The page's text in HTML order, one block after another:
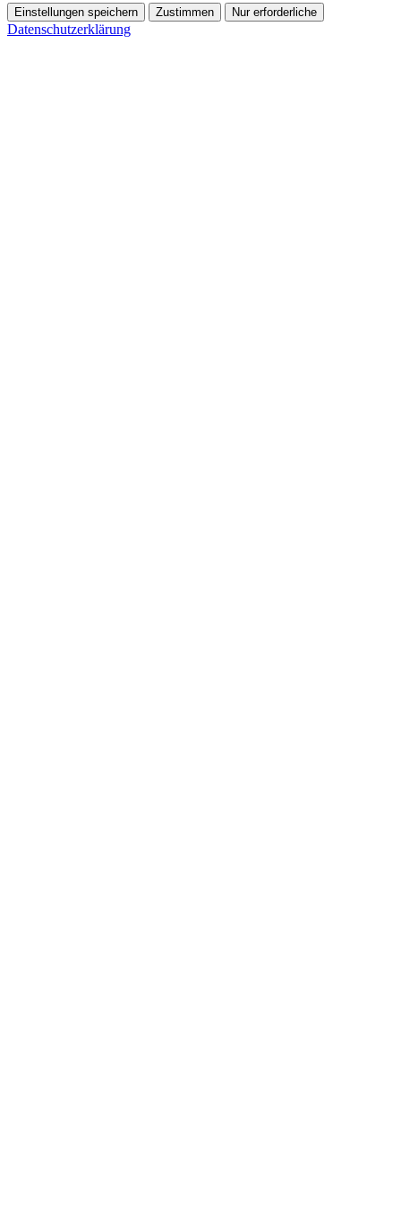
Einstellungen speichern Zustimmen Nur erforderliche
Datenschutzerklärung